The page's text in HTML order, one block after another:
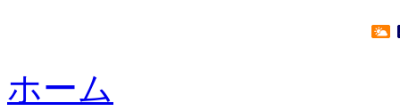
ホーム